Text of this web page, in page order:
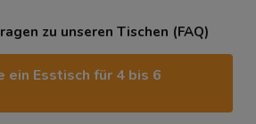
zu unseren Tischen (FAQ)
Esstisch für 4 bis 6